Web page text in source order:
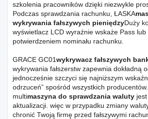
szkolenia pracowników dzięki niezwykle
Podczas sprawdzania rachunku, ŁASKA
wykrywania fałszywych pieniędzyDuży
wyświetlacz LCD wyraźnie wskaże Pass
potwierdzeniem nominału rachunku.
GRACE GC01wykrywacz fałszywych
wykrywania fałszerstw zapewnia dokładną
jednocześnie szczyci się najniższym
odrzuceń” spośród wszystkich
multimaszyna do sprawdzania waluty
aktualizacji. więc w przypadku zmiany
chronić Twoją firmę przed fałszywymi